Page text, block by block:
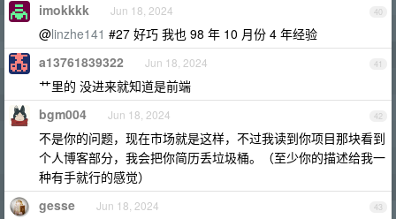
40
imokkkk Jun 18, 2024
@linzhe141 #27 好巧 我也 98 年 10 月份 4 年经验
41
a13761839322 Jun 18, 2024
艹里的 没进来就知道是前端
42
bgm004 Jun 18, 2024
不是你的问题，现在市场就是这样，不过我读到你项目那块看到
个人博客部分，我会把你简历丢垃圾桶。（至少你的描述给我一
种有手就行的感觉）
43
gesse Jun 18, 2024